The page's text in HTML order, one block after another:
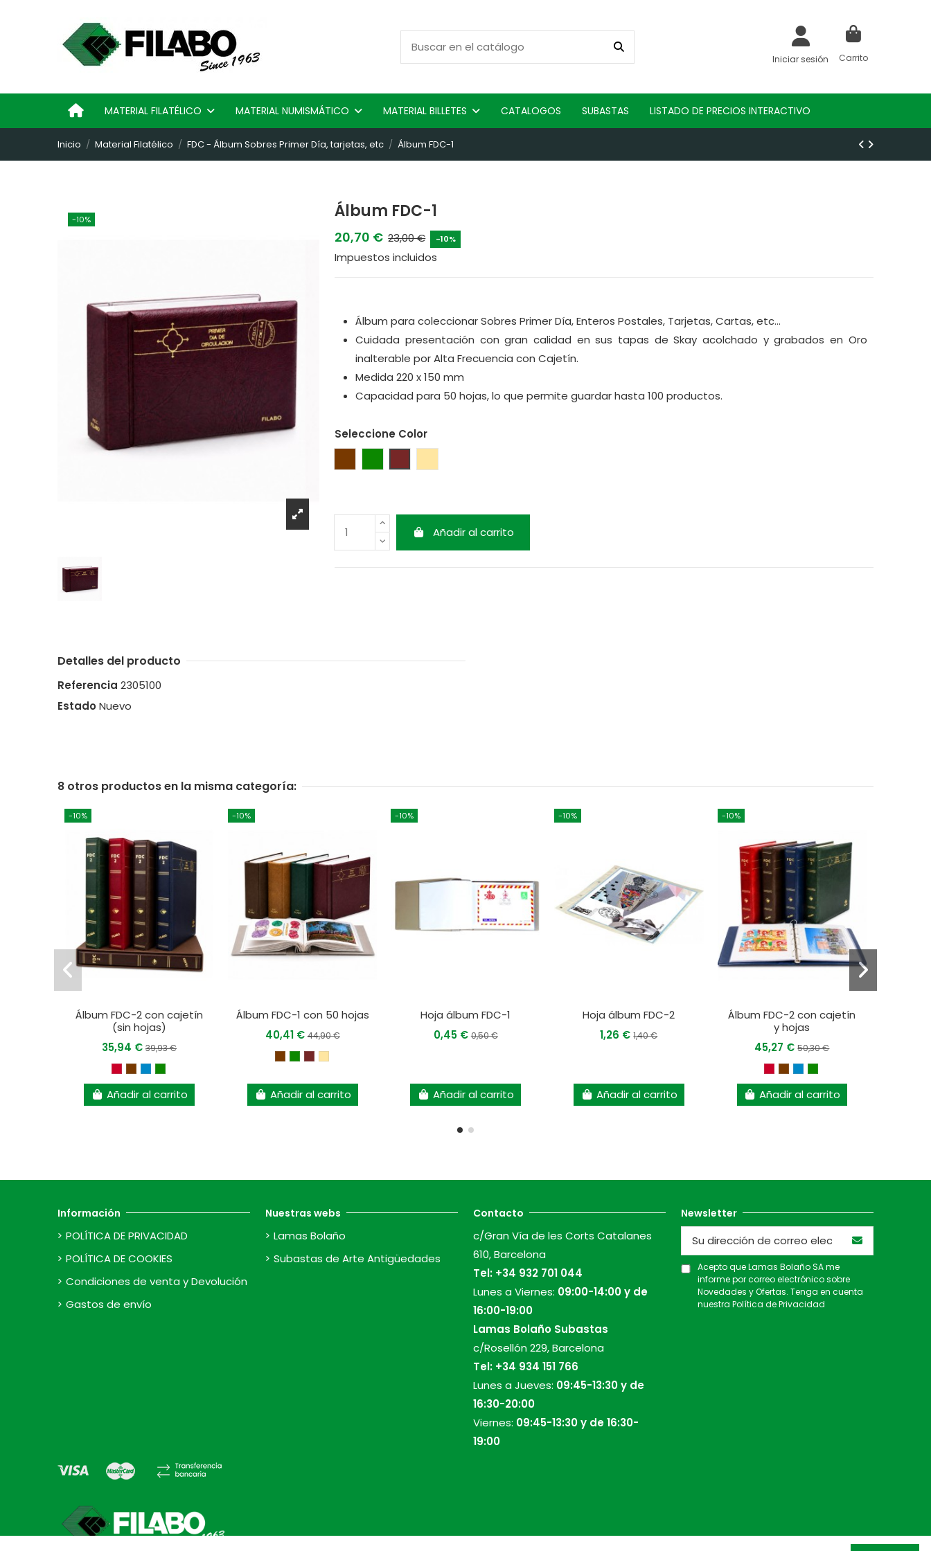
Iniciar sesión Carrito
MATERIAL FILATÉLICO MATERIAL NUMISMÁTICO MATERIAL BILLETES CATALOGOS SUBASTAS LISTADO DE PRECIOS INTERACTIVO
Inicio Material Filatélico FDC - Álbum Sobres Primer Día, tarjetas, etc Álbum FDC-1
-10% Álbum FDC-1
20,70 € 23,00 € -10%
Impuestos incluidos
Álbum para coleccionar Sobres Primer Día, Enteros Postales, Tarjetas, Cartas, etc...
Cuidada presentación con gran calidad en sus tapas de Skay acolchado y grabados en Oro
inalterable por Alta Frecuencia con Cajetín.
Medida 220 x 150 mm
Capacidad para 50 hojas, lo que permite guardar hasta 100 productos.
Seleccione Color
Añadir al carrito
Detalles del producto
Referencia 2305100
Estado Nuevo
8 otros productos en la misma categoría:
-10%
Álbum FDC-2 con cajetín
(sin hojas)
35,94 €39,93 €
Añadir al carrito
-10%
Álbum FDC-1 con 50 hojas
40,41 €44,90 €
Añadir al carrito
-10%
Hoja álbum FDC-1
0,45 €0,50 €
Añadir al carrito
-10%
Hoja álbum FDC-2
1,26 €1,40 €
Añadir al carrito
-10%
Álbum FDC-2 con cajetín
y hojas
45,27 €50,30 €
Añadir al carrito
Información
POLÍTICA DE PRIVACIDAD
POLÍTICA DE COOKIES
Condiciones de venta y Devolución
Gastos de envío
Nuestras webs
Lamas Bolaño
Subastas de Arte Antigüedades
Contacto
c/Gran Vía de les Corts Catalanes
610, Barcelona
Tel: +34 932 701 044
Lunes a Viernes: 09:00-14:00 y de
16:00-19:00
Lamas Bolaño Subastas
c/Rosellón 229, Barcelona
Tel: +34 934 151 766
Lunes a Jueves: 09:45-13:30 y de
16:30-20:00
Viernes: 09:45-13:30 y de 16:30-
19:00
Newsletter
Acepto que Lamas Bolaño SA me
informe por correo electrónico sobre
Novedades y Ofertas. Tenga en cuenta
nuestraPolítica de Privacidad